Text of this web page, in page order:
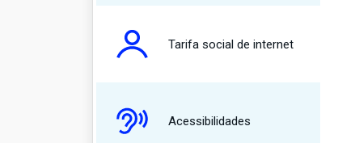
Tarifa social de internet
Acessibilidades